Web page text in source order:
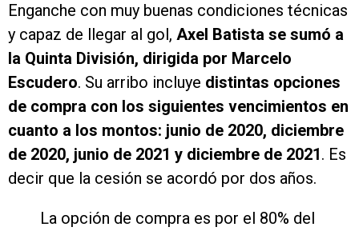
Enganche con muy buenas condiciones técnicas
y capaz de llegar al gol, Axel Batista se sumó a
la Quinta División, dirigida por Marcelo
Escudero. Su arribo incluye distintas opciones
de compra con los siguientes vencimientos en
cuanto a los montos: junio de 2020, diciembre
de 2020, junio de 2021 y diciembre de 2021. Es
decir que la cesión se acordó por dos años.
La opción de compra es por el 80% del